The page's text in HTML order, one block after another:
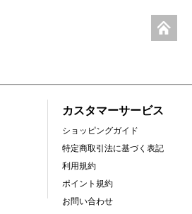
カスタマーサービス
ショッピングガイド
特定商取引法に基づく表記
利用規約
ポイント規約
お問い合わせ